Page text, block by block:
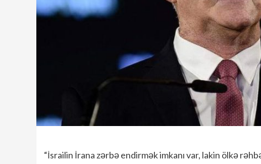
“İsrailin İrana zərbə endirmək imkanı var, lakin ölkə